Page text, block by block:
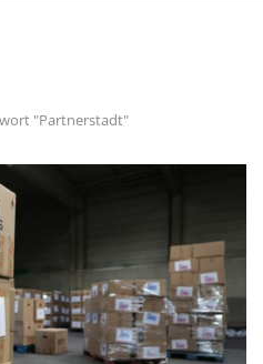
"Partnerstadt"